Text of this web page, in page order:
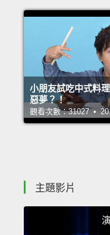
小朋友試吃中式料
惡夢？！
觀看次數：31027 •
主題影片